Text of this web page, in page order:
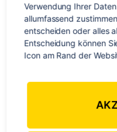
Hi, ich bin Ella und ich
Weltbürger Stipendium
ich hier erlebe, erfahrt ihr
Verwendung Ihrer
allumfassend
entscheiden oder alles
Entscheidung können
Icon am Rand der